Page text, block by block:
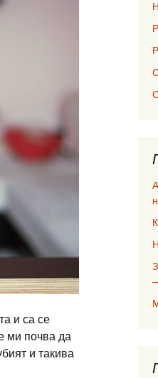
и са се
ми почва да
и такива